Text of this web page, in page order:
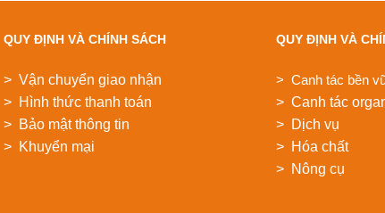
QUY ĐỊNH VÀ CHÍNH SÁCH
> Vận chuyển giao nhận
> Hình thức thanh toán
> Bảo mật thông tin
> Khuyển mại
QUY ĐỊNH VÀ
> Canh tác bền
> Canh tác
> Dịch vụ
> Hóa chất
> Nông cụ